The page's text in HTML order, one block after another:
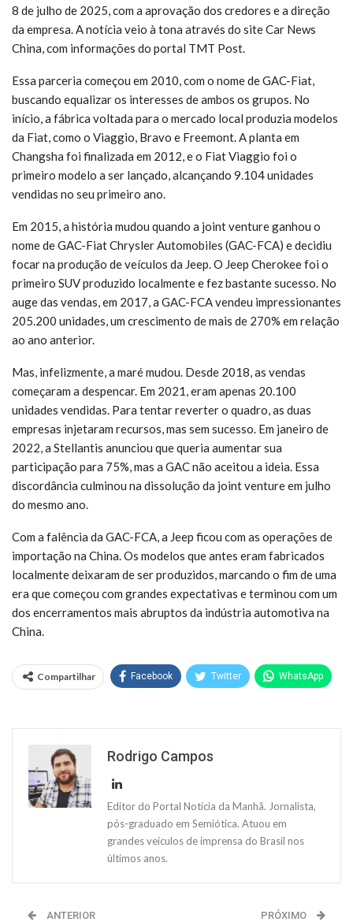
8 de julho de 2025, com a aprovação dos credores e a direção
da empresa. A notícia veio à tona através do site Car News
China, com informações do portal TMT Post.
Essa parceria começou em 2010, com o nome de GAC-Fiat,
buscando equalizar os interesses de ambos os grupos. No
início, a fábrica voltada para o mercado local produzia modelos
da Fiat, como o Viaggio, Bravo e Freemont. A planta em
Changsha foi finalizada em 2012, e o Fiat Viaggio foi o
primeiro modelo a ser lançado, alcançando 9.104 unidades
vendidas no seu primeiro ano.
Em 2015, a história mudou quando a joint venture ganhou o
nome de GAC-Fiat Chrysler Automobiles (GAC-FCA) e decidiu
focar na produção de veículos da Jeep. O Jeep Cherokee foi o
primeiro SUV produzido localmente e fez bastante sucesso. No
auge das vendas, em 2017, a GAC-FCA vendeu impressionantes
205.200 unidades, um crescimento de mais de 270% em relação
ao ano anterior.
Mas, infelizmente, a maré mudou. Desde 2018, as vendas
começaram a despencar. Em 2021, eram apenas 20.100
unidades vendidas. Para tentar reverter o quadro, as duas
empresas injetaram recursos, mas sem sucesso. Em janeiro de
2022, a Stellantis anunciou que queria aumentar sua
participação para 75%, mas a GAC não aceitou a ideia. Essa
discordância culminou na dissolução da joint venture em julho
do mesmo ano.
Com a falência da GAC-FCA, a Jeep ficou com as operações de
importação na China. Os modelos que antes eram fabricados
localmente deixaram de ser produzidos, marcando o fim de uma
era que começou com grandes expectativas e terminou com um
dos encerramentos mais abruptos da indústria automotiva na
China.
Compartilhar Facebook Twitter WhatsApp
Rodrigo Campos
Editor do Portal Notícia da Manhã. Jornalista,
pós-graduado em Semiótica. Atuou em
grandes veículos de imprensa do Brasil nos
últimos anos.
ANTERIOR PRÓXIMO